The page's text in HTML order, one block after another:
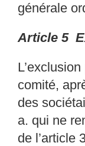
générale
Article 5
comité,
des
a. qui ne
de l’article